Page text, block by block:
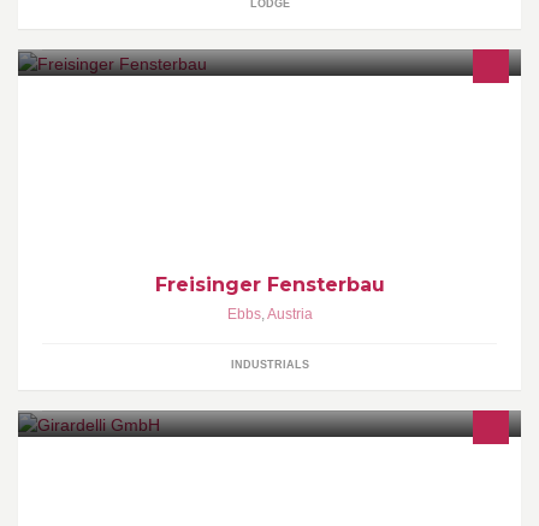
LODGE
Freisinger Fensterbau
Ebbs,Austria
INDUSTRIALS